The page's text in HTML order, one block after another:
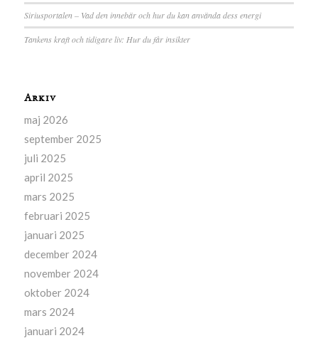
Siriusportalen – Vad den innebär och hur du kan använda dess energi
Tankens kraft och tidigare liv: Hur du får insikter
Arkiv
maj 2026
september 2025
juli 2025
april 2025
mars 2025
februari 2025
januari 2025
december 2024
november 2024
oktober 2024
mars 2024
januari 2024